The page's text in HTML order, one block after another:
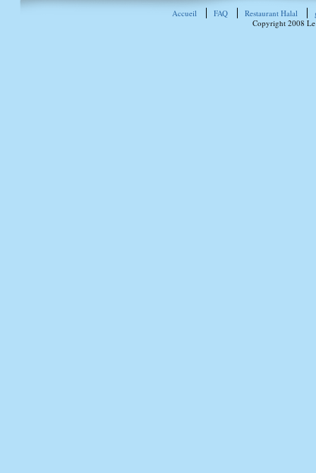
Accueil FAQ Restaurant Halal
Copyright 2008